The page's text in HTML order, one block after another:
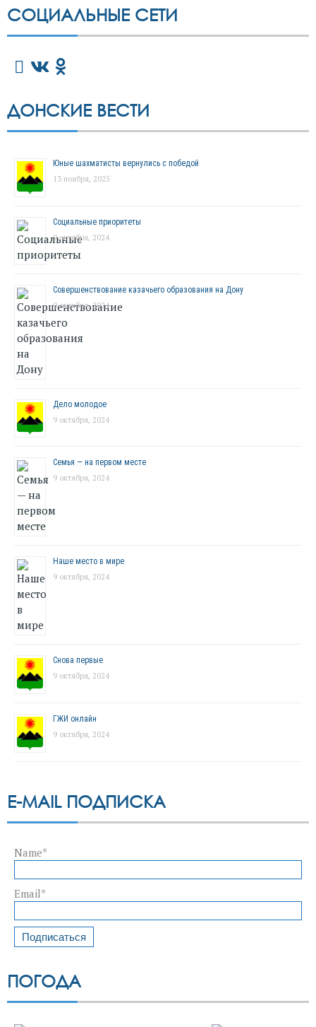
СОЦИАЛЬНЫЕ СЕТИ
ДОНСКИЕ ВЕСТИ
Юные шахматисты вернулись с победой
13 ноября, 2025
Социальные приоритеты
9 октября, 2024
Совершенствование казачьего образования на Дону
9 октября, 2024
Дело молодое
9 октября, 2024
Семья — на первом месте
9 октября, 2024
Наше место в мире
9 октября, 2024
Снова первые
9 октября, 2024
ГЖИ онлайн
9 октября, 2024
E-MAIL ПОДПИСКА
Name*
Email*
ПОГОДА